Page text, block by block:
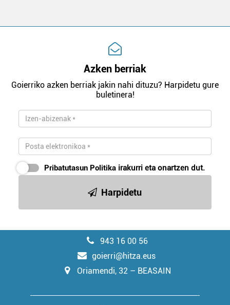
Azken berriak
Goierriko azken berriak jakin nahi dituzu? Harpidetu gure
buletinera!
Pribatutasun Politika irakurri eta onartzen dut.
Harpidetu
943 16 00 56
goierri@hitza.eus
Oriamendi, 32 – BEASAIN